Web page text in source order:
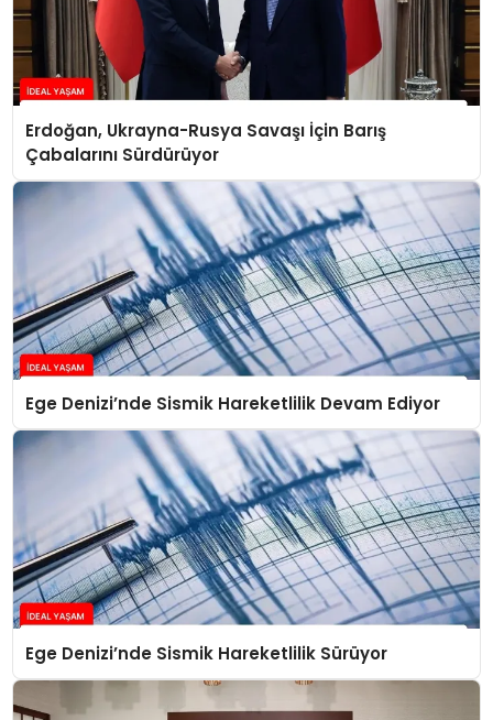
Erdoğan, Ukrayna-Rusya Savaşı İçin Barış
Çabalarını Sürdürüyor
Ege Denizi’nde Sismik Hareketlilik Devam Ediyor
Ege Denizi’nde Sismik Hareketlilik Sürüyor